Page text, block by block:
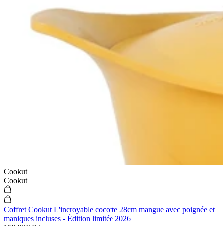
Cookut
Cookut
Coffret Cookut L'incroyable cocotte 28cm mangue avec poignée et
maniques incluses - Édition limitée 2026